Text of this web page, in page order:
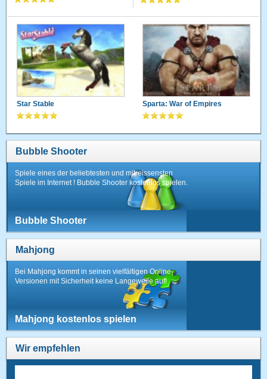
Star Stable Sparta: War of Empires
Bubble Shooter
Spiele eines der beliebtesten und mitreissensten
Spiele im Internet ! Bubble Shooter kostenlos spielen.
Bubble Shooter
Mahjong
Bei Mahjong kommt in seinen vielfältigen Online-
Versionen mit Sicherheit keine Langeweile auf!
Mahjong kostenlos spielen
Wir empfehlen